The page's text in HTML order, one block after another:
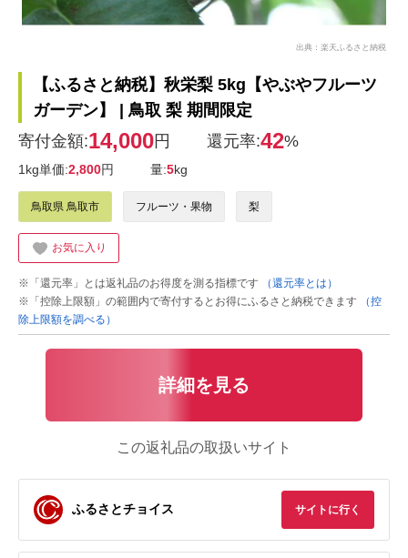
出典：楽天ふるさと納税
【ふるさと納税】秋栄梨 5kg【やぶやフルーツ
ガーデン】 | 鳥取 梨 期間限定
寄付金額:14,000円 還元率:42%
1kg単価:2,800円 量:5kg
鳥取県 鳥取市 フルーツ・果物 梨
お気に入り
※「還元率」とは返礼品のお得度を測る指標です
（還元率とは）
※「控除上限額」の範囲内で寄付するとお得にふるさと納税できます
（控
除上限額を調べる）
詳細を見る
この返礼品の取扱いサイト
ふるさとチョイス サイトに行く